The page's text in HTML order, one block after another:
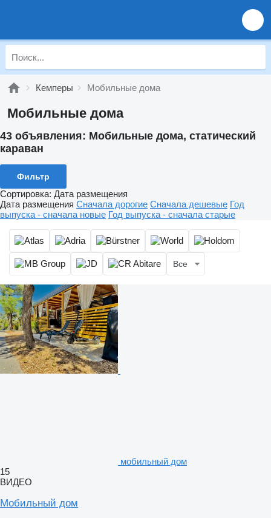
Кемперы Мобильные дома
Мобильные дома
43 объявления: Мобильные дома, статический
караван
Фильтр
Сортировка: Дата размещения
Дата размещения Сначала дорогие Сначала дешевые Год
выпуска - сначала новые Год выпуска - сначала старые
Все
мобильный дом
15
ВИДЕО
Мобильный дом